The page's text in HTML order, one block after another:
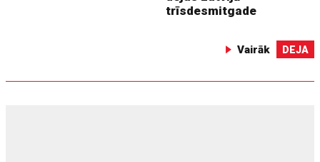
trīsdesmitgade
Vairāk DEJA